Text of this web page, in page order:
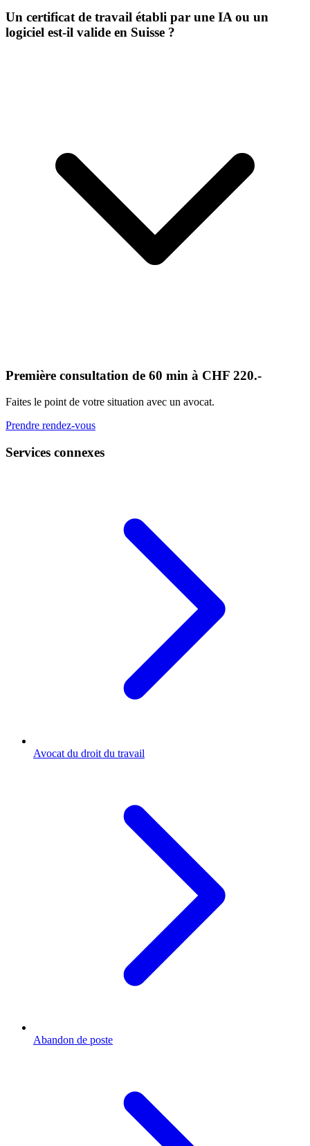
Un certificat de travail établi par une IA ou un
logiciel est-il valide en Suisse ?
Première consultation de 60 min à CHF 220.-
Faites le point de votre situation avec un avocat.
Prendre rendez-vous
Services connexes
Avocat du droit du travail
Abandon de poste